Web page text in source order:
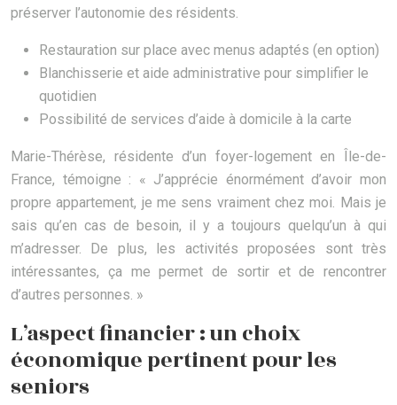
préserver l’autonomie des résidents.
Restauration sur place avec menus adaptés (en option)
Blanchisserie et aide administrative pour simplifier le
quotidien
Possibilité de services d’aide à domicile à la carte
Marie-Thérèse, résidente d’un foyer-logement en Île-de-
France, témoigne : « J’apprécie énormément d’avoir mon
propre appartement, je me sens vraiment chez moi. Mais je
sais qu’en cas de besoin, il y a toujours quelqu’un à qui
m’adresser. De plus, les activités proposées sont très
intéressantes, ça me permet de sortir et de rencontrer
d’autres personnes. »
L’aspect financier : un choix
économique pertinent pour les
seniors